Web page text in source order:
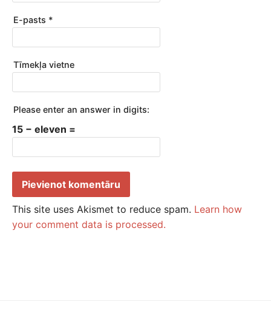
E-pasts *
Tīmekļa vietne
Please enter an answer in digits:
15 − eleven =
This site uses Akismet to reduce spam. Learn how
your comment data is processed.